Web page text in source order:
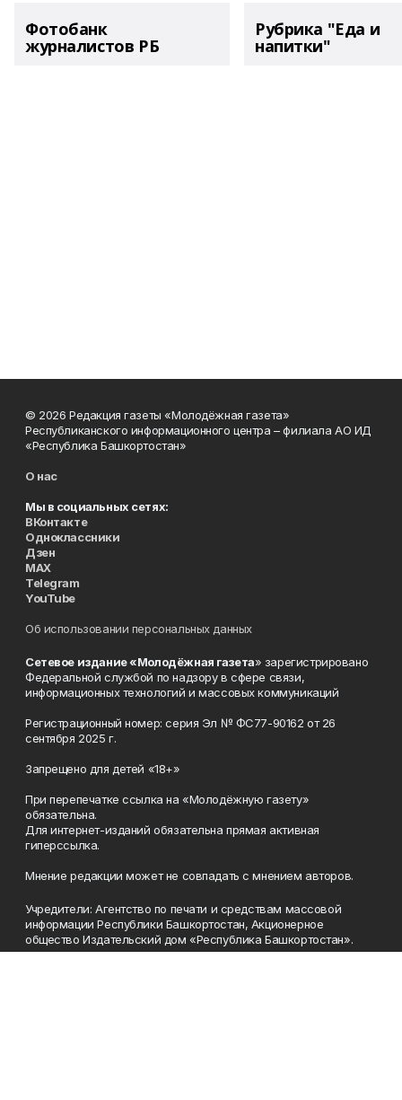
Фотобанк
журналистов РБ
Рубрика "Еда и
напитки"
© 2026 Редакция газеты «Молодёжная газета»
Республиканского информационного центра – филиала АО ИД
«Республика Башкортостан»
О нас
Мы в социальных сетях:
ВКонтакте
Одноклассники
Дзен
MAX
Telegram
YouTube
Об использовании персональных данных
Сетевое издание «Молодёжная газета» зарегистрировано
Федеральной службой по надзору в сфере связи,
информационных технологий и массовых коммуникаций
Регистрационный номер: серия Эл № ФС77-90162 от 26
сентября 2025 г.
Запрещено для детей «18+»
При перепечатке ссылка на «Молодёжную газету»
обязательна.
Для интернет-изданий обязательна прямая активная
гиперссылка.
Мнение редакции может не совпадать с мнением авторов.
Учредители: Агентство по печати и средствам массовой
информации Республики Башкортостан, Акционерное
общество Издательский дом «Республика Башкортостан».